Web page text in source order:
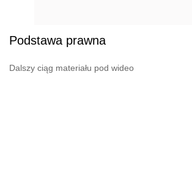
Podstawa prawna
Dalszy ciąg materiału pod wideo